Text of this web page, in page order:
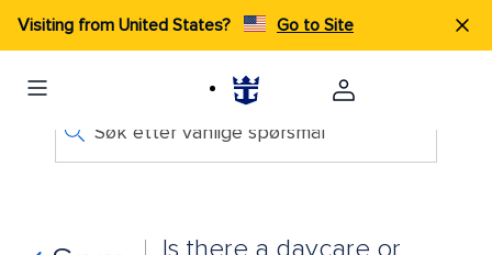
Visiting from United States? Go to Site
Søk etter vanlige spørsmål